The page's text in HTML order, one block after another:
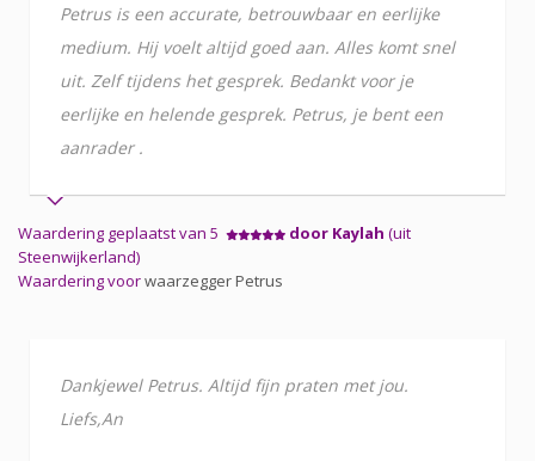
Petrus is een accurate, betrouwbaar en eerlijke
medium. Hij voelt altijd goed aan. Alles komt snel
uit. Zelf tijdens het gesprek. Bedankt voor je
eerlijke en helende gesprek. Petrus, je bent een
aanrader .
Waardering geplaatst van 5 door Kaylah (uit
Steenwijkerland)
Waardering voorwaarzegger Petrus
Dankjewel Petrus. Altijd fijn praten met jou.
Liefs,An